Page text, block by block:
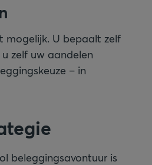
mogelijk. U bepaalt zelf
zelf uw aandelen
– in
beleggingsavontuur is